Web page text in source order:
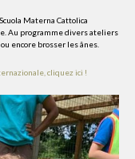
Materna Cattolica
Au programme divers ateliers
encore brosser les ânes.
cliquez ici !